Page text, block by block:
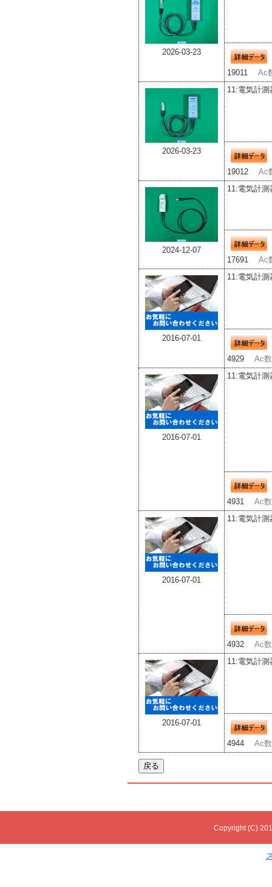
2026-03-23
19011 Ac
2026-03-23
11:電気計測
19012 Ac
2024-12-07
11:電気計測
17691 Ac
2016-07-01
11:電気計測
4929 Ac
2016-07-01
11:電気計測
4931 Ac
2016-07-01
11:電気計測
4932 Ac
2016-07-01
11:電気計測
4944 Ac
Copyright (C)